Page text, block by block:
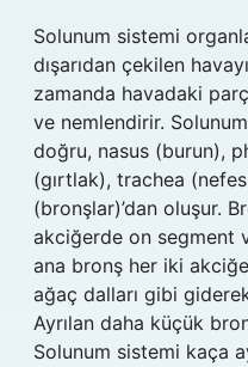
Solunum sistemi
dışarıdan çekilen
zamanda havadaki
ve nemlendirir.
doğru, nasus (burun),
(gırtlak), trachea
(bronşlar)’dan oluşur.
akciğerde on segment
ana bronş her iki
ağaç dalları gibi
Ayrılan daha küçük
Solunum sistemi kaça